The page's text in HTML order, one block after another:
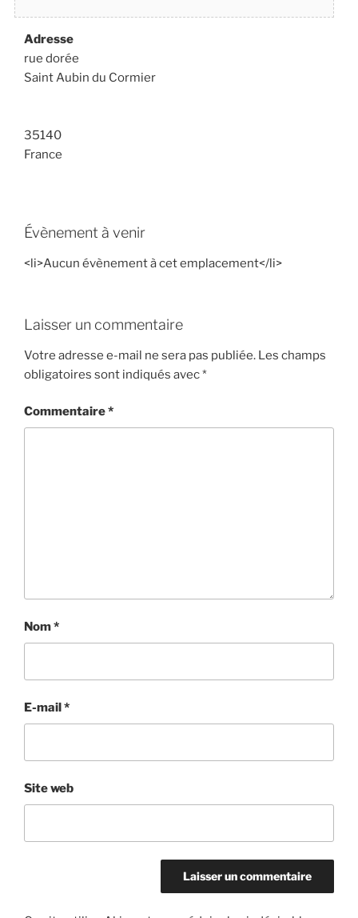
Adresse
rue dorée
Saint Aubin du Cormier
35140
France
Évènement à venir
<li>Aucun évènement à cet emplacement</li>
Laisser un commentaire
Votre adresse e-mail ne sera pas publiée. Les champs
obligatoires sont indiqués avec*
Commentaire*
Nom*
E-mail*
Site web